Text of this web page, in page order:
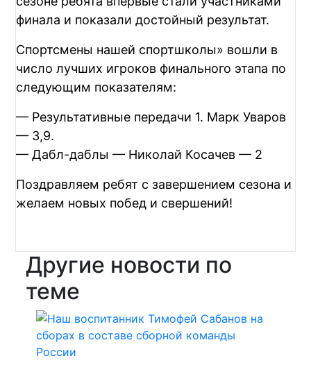
финала и показали достойный результат.
Спортсмены нашей спортшколы» вошли в
число лучших игроков финального этапа по
следующим показателям:
— Результативные передачи 1. Марк Уваров
— 3,9.
— Дабл-даблы — Николай Косачев — 2
Поздравляем ребят с завершением сезона и
желаем новых побед и свершений!
Другие новости по
теме